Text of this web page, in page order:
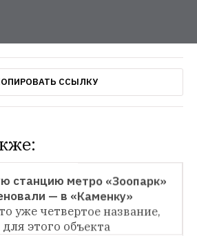
ССЫЛКУ
«Беговая» вновь
станцию метро «Зоопарк»
— в «Каменку»
уже четвертое название,
этого объекта